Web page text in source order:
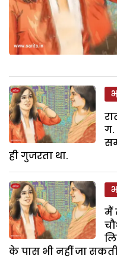
ग.
ही गुजरता था.
मैं
के पास भी नहीं जा